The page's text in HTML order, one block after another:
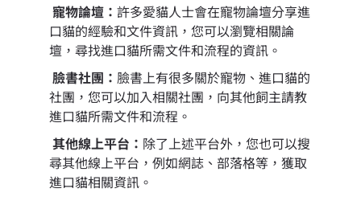
寵物論壇：許多愛貓人士會在寵物論壇分享進
口貓的經驗和文件資訊，您可以瀏覽相關論
壇，尋找進口貓所需文件和流程的資訊。
臉書社團： 臉書上有很多關於寵物、進口貓的
社團，您可以加入相關社團，向其他飼主請教
進口貓所需文件和流程。
其他線上平台： 除了上述平台外，您也可以搜
尋其他線上平台，例如網誌、部落格等，獲取
進口貓相關資訊。